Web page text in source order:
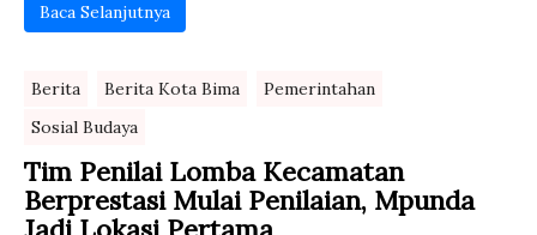
Baca Selanjutnya
Berita Berita Kota Bima
Pemerintahan
Sosial Budaya
Tim Penilai Lomba Kecamatan
Berprestasi Mulai Penilaian, Mpunda